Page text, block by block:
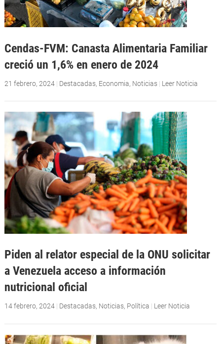
Cendas-FVM: Canasta Alimentaria Familiar
creció un 1,6% en enero de 2024
21 febrero, 2024| Destacadas, Economia, Noticias | Leer Noticia
Piden al relator especial de la ONU solicitar
a Venezuela acceso a información
nutricional oficial
14 febrero, 2024| Destacadas, Noticias, Política | Leer Noticia